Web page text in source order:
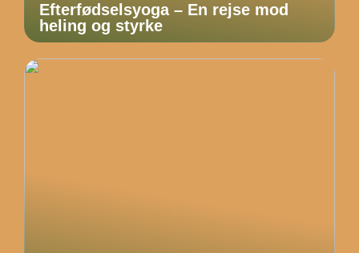
Efterfødselsyoga – En rejse mod
heling og styrke